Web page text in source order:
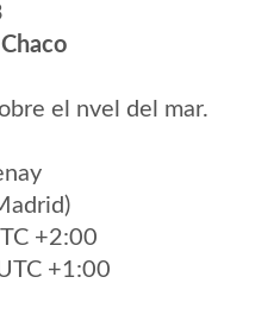
el nvel del mar.
+2:00
+1:00